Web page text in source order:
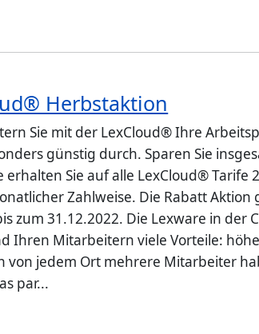
Herbstaktion
Sie mit der LexCloud® Ihre
günstig durch. Sparen Sie
erhalten Sie auf alle LexCloud® Tarife
Zahlweise. Die Rabatt Aktion
zum 31.12.2022. Die Lexware in der
Ihren Mitarbeitern viele Vorteile:
von jedem Ort mehrere Mitarbeiter
par...